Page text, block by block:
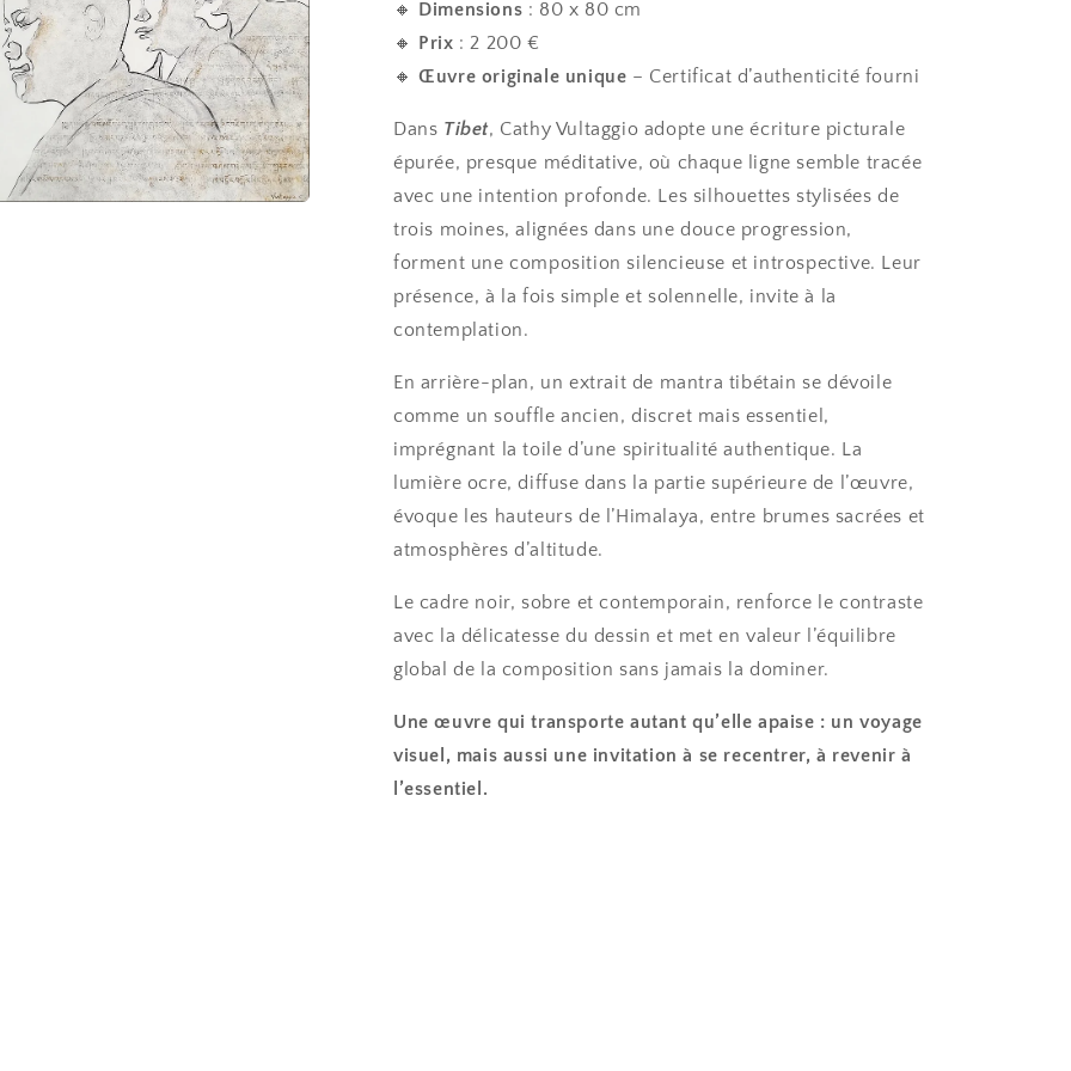
🔸 Dimensions : 80 x 80 cm
🔸 Prix : 2 200 €
🔸Œuvre originale unique – Certificat d’authenticité fourni
Dans Tibet, Cathy Vultaggio adopte une écriture picturale
épurée, presque méditative, où chaque ligne semble tracée
avec une intention profonde. Les silhouettes stylisées de
trois moines, alignées dans une douce progression,
forment une composition silencieuse et introspective. Leur
présence, à la fois simple et solennelle, invite à la
contemplation.
En arrière-plan, un extrait de mantra tibétain se dévoile
comme un souffle ancien, discret mais essentiel,
imprégnant la toile d’une spiritualité authentique. La
lumière ocre, diffuse dans la partie supérieure de l’œuvre,
évoque les hauteurs de l’Himalaya, entre brumes sacrées et
atmosphères d’altitude.
Le cadre noir, sobre et contemporain, renforce le contraste
avec la délicatesse du dessin et met en valeur l’équilibre
global de la composition sans jamais la dominer.
Une œuvre qui transporte autant qu’elle apaise : un voyage
visuel, mais aussi une invitation à se recentrer, à revenir à
l’essentiel.